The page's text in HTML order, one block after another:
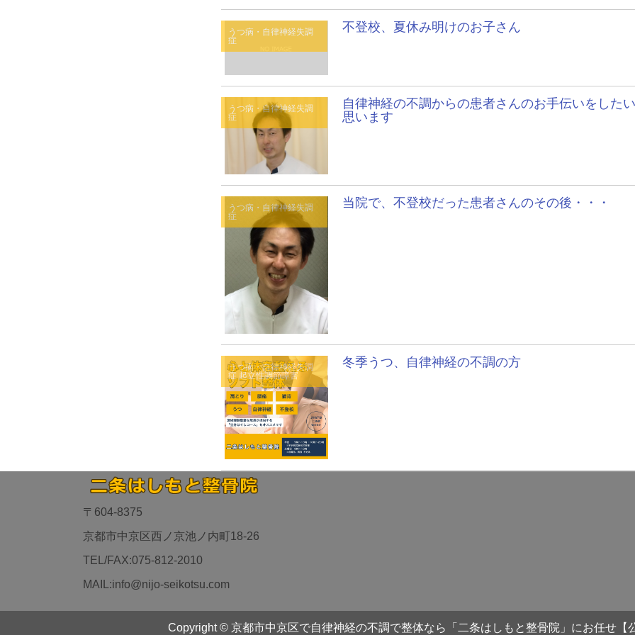
うつ病・自律神経失調
症
不登校、夏休み明けのお子さん
うつ病・自律神経失調
症
自律神経の不調からの患者さんのお手伝いをした
思います
うつ病・自律神経失調
症
当院で、不登校だった患者さんのその後・・・
うつ病・自律神経失調
症 起立性調節障害
冬季うつ、自律神経の不調の方
〒604-8375
京都市中京区西ノ京池ノ内町18-26
TEL/FAX:075-812-2010
MAIL:info@nijo-seikotsu.com
Copyright © 京都市中京区で自律神経の不調で整体なら「二条はしもと整骨院」にお任せ【